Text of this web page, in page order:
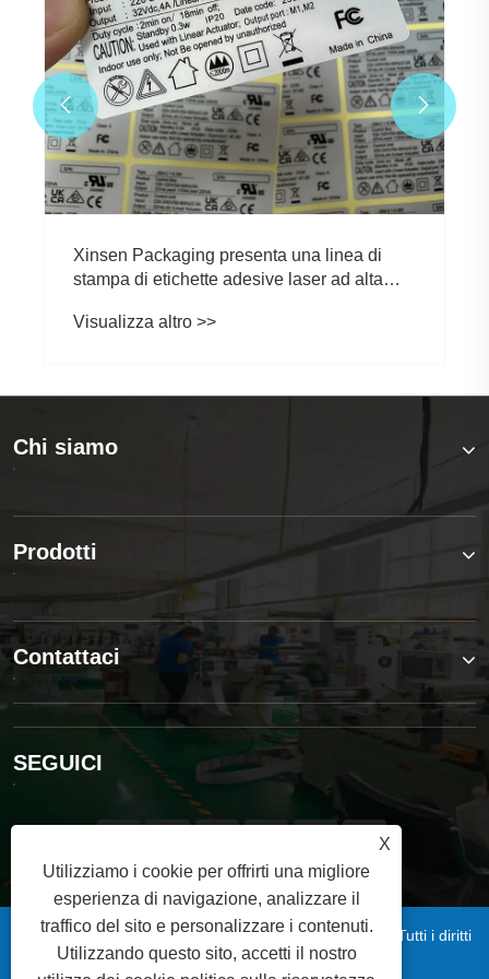
 
Chi siamo
Prodotti
Contattaci
SEGUICI
Copyright © 2025 Qingdao Xinsen Packaging Co., Ltd. Tutti i diritti
riservati.
X
Utilizziamo i cookie per offrirti una migliore
esperienza di navigazione, analizzare il
traffico del sito e personalizzare i contenuti.
Utilizzando questo sito, accetti il ​​nostro